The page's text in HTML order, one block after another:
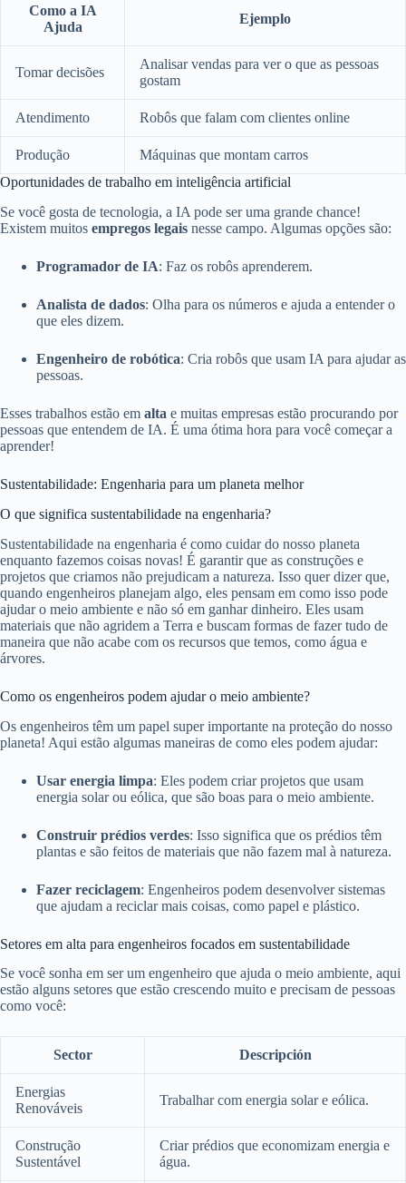
Como a IA
Ajuda
Ejemplo
Tomar decisões
Analisar vendas para ver o que as pessoas
gostam
Atendimento Robôs que falam com clientes online
Produção
Máquinas que montam carros
Oportunidades de trabalho em inteligência artificial
Se você gosta de tecnologia, a IA pode ser uma grande chance!
Existem muitos empregos legais nesse campo. Algumas opções são:
Programador de IA: Faz os robôs aprenderem.
Analista de dados: Olha para os números e ajuda a entender o
que eles dizem.
Engenheiro de robótica: Cria robôs que usam IA para ajudar as
pessoas.
Esses trabalhos estão em alta e muitas empresas estão procurando por
pessoas que entendem de IA. É uma ótima hora para você começar a
aprender!
Sustentabilidade: Engenharia para um planeta melhor
O que significa sustentabilidade na engenharia?
Sustentabilidade na engenharia é como cuidar do nosso planeta
enquanto fazemos coisas novas! É garantir que as construções e
projetos que criamos não prejudicam a natureza. Isso quer dizer que,
quando engenheiros planejam algo, eles pensam em como isso pode
ajudar o meio ambiente e não só em ganhar dinheiro. Eles usam
materiais que não agridem a Terra e buscam formas de fazer tudo de
maneira que não acabe com os recursos que temos, como água e
árvores.
Como os engenheiros podem ajudar o meio ambiente?
Os engenheiros têm um papel super importante na proteção do nosso
planeta! Aqui estão algumas maneiras de como eles podem ajudar:
Usar energia limpa: Eles podem criar projetos que usam
energia solar ou eólica, que são boas para o meio ambiente.
Construir prédios verdes: Isso significa que os prédios têm
plantas e são feitos de materiais que não fazem mal à natureza.
Fazer reciclagem: Engenheiros podem desenvolver sistemas
que ajudam a reciclar mais coisas, como papel e plástico.
Setores em alta para engenheiros focados em sustentabilidade
Se você sonha em ser um engenheiro que ajuda o meio ambiente, aqui
estão alguns setores que estão crescendo muito e precisam de pessoas
como você:
Sector Descripción
Energias
Renováveis
Trabalhar com energia solar e eólica.
Construção
Sustentável
Criar prédios que economizam energia e
água.